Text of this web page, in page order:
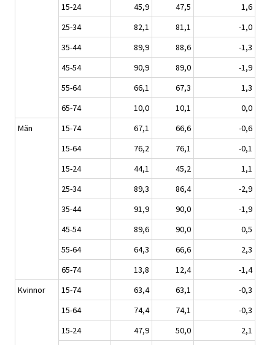
15-24
45,9 47,5
1,6
25-34
82,1 81,1
-1,0
35-44
89,9 88,6
-1,3
45-54
90,9 89,0
-1,9
55-64
66,1 67,3
1,3
65-74
10,0 10,1
0,0
Män
15-74 67,1 66,6
-0,6
15-64
76,2 76,1
-0,1
15-24
44,1 45,2
1,1
25-34
89,3 86,4
-2,9
35-44
91,9 90,0
-1,9
45-54
89,6 90,0
0,5
55-64
64,3 66,6
2,3
65-74
13,8 12,4
-1,4
Kvinnor
15-74 63,4 63,1
-0,3
15-64
74,4 74,1
-0,3
15-24
47,9 50,0
2,1